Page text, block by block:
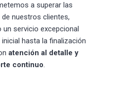
a superar las
nuestros clientes,
servicio excepcional
hasta la finalización
atención al detalle y
continuo.